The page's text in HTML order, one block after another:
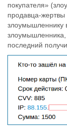
покупателя»
продавца-жертвы
злоумышленнику
злоумышленника,
последний